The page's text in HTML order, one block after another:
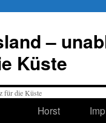
–
Küste
Horst